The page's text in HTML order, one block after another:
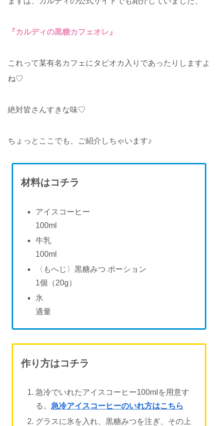
『カルディの黒糖カフェオレ』
これって某有名カフェにタピオカ入りであったりしますよ
ね♡
絶対皆さんすきな味♡
ちょっとここでも、ご紹介しちゃいます♪
材料はコチラ
アイスコーヒー
100ml
牛乳
100ml
〈もへじ〉黒糖みつ ポーション
1個（20g）
氷
適量
作り方はコチラ
急冷でいれたアイスコーヒー100mlを用意す
る。 急冷アイスコーヒーのいれ方はこちら
グラスに氷を入れ、黒糖みつを注ぎ、その上